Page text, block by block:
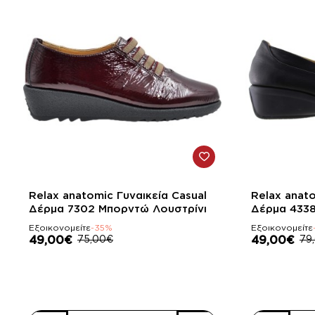
-35%
Relax anatomic Γυναικεία Casual
Δέρμα 7302 Mπορντώ Λουστρίνι
Εξοικονομείτε-35%
49,00€ 75,00€
-38%
Relax
Δέρμα
Εξοικονομείτε
49,00€